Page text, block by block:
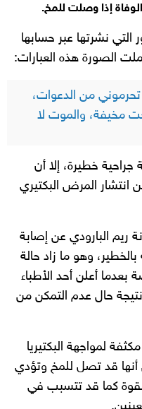
إذا وصلت للمخ.
نشرتها عبر حسابها
الصورة هذه العبارات:
من الدعوات،
مخيفة، والموت لا
خطيرة، إلا أن
انتشار المرض البكتيري
ريم البارودي عن إصابة
وهو ما زاد حالة
بعدما أعلن أحد الأطباء
نتيجة حال عدم التمكن من
لمواجهة البكتيريا
أنها قد تصل للمخ وتؤدي
وبقوة كما قد تتسبب في